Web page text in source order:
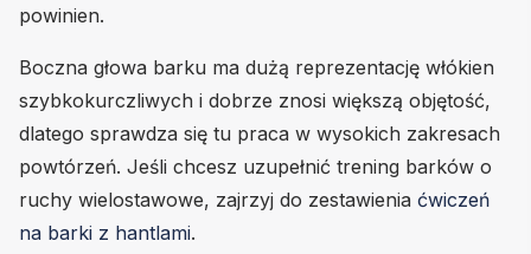
powinien.
Boczna głowa barku ma dużą reprezentację włókien
szybkokurczliwych i dobrze znosi większą objętość,
dlatego sprawdza się tu praca w wysokich zakresach
powtórzeń. Jeśli chcesz uzupełnić trening barków o
ruchy wielostawowe, zajrzyj do zestawienia ćwiczeń
na barki z hantlami.